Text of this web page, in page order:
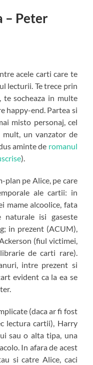
– Peter
acele carti care te
lecturii. Te trece prin
socheaza in multe
happy-end. Partea si
misto personaj, cel
mult, un vanzator de
aminte de romanul
).
plan pe Alice, pe care
ale cartii: in
mame alcoolice, fata
naturale isi gaseste
in prezent (ACUM),
(fiul victimei,
de carti rare).
intre prezent si
evident ca la ea se
(daca ar fi fost
lectura cartii), Harry
sau o alta tipa, una
In afara de acest
si catre Alice, caci